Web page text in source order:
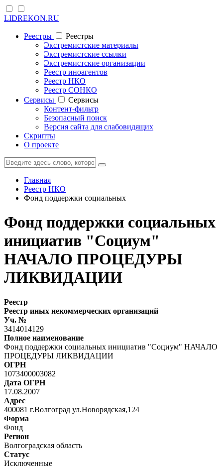
LIDREKON.RU
Реестры
Реестры
Экстремистские материалы
Экстремистские ссылки
Экстремистские организации
Реестр иноагентов
Реестр НКО
Реестр СОНКО
Cервисы
Cервисы
Контент-фильтр
Безопасный поиск
Версия сайта для слабовидящих
Скрипты
О проекте
Главная
Реестр НКО
Фонд поддержки социальных
Фонд поддержки социальных
инициатив "Социум"
НАЧАЛО ПРОЦЕДУРЫ
ЛИКВИДАЦИИ
Реестр
Реестр иных некоммерческих организаций
Уч. №
3414014129
Полное наименование
Фонд поддержки социальных инициатив "Социум" НАЧАЛО
ПРОЦЕДУРЫ ЛИКВИДАЦИИ
ОГРН
1073400003082
Дата ОГРН
17.08.2007
Адрес
400081 г.Волгоград ул.Новорядская,124
Форма
Фонд
Регион
Волгоградская область
Статус
Исключенные